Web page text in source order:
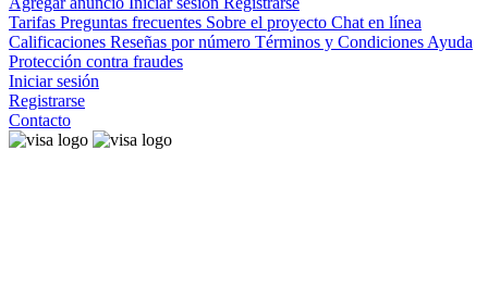
Tarifas Preguntas frecuentes Sobre el proyecto Chat en línea
Calificaciones Reseñas por número Términos y Condiciones Ayuda
Protección contra fraudes
Iniciar sesión
Registrarse
Contacto